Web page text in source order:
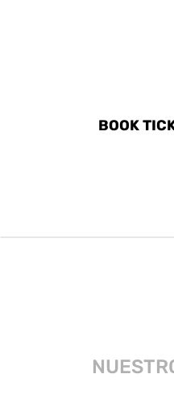
BOOK